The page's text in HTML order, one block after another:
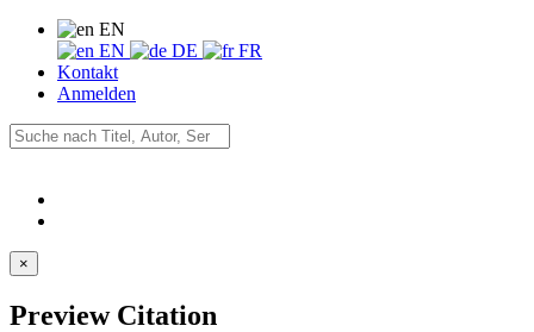
EN
EN
DE
FR
Kontakt
Anmelden
×
Preview Citation